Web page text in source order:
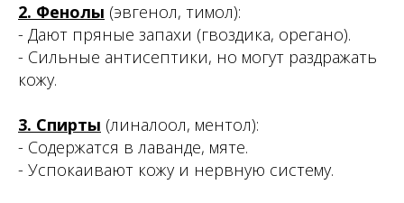
2. Фенолы (эвгенол, тимол):
- Дают пряные запахи (гвоздика, орегано).
- Сильные антисептики, но могут раздражать
кожу.
3. Спирты (линaлоол, ментол):
- Содержатся в лаванде, мяте.
- Успокаивают кожу и нервную систему.